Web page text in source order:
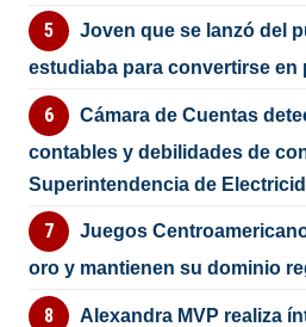
Joven que se lanzó del
estudiaba para convertirse en
Cámara de Cuentas
contables y debilidades de
Superintendencia de
Juegos
oro y mantienen su dominio
Alexandra MVP realiza